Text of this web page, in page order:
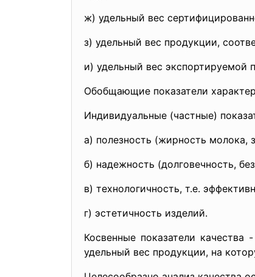
ж) удельный вес
з) удельный вес продукции,
и) удельный вес
Обобщающие показатели
Индивидуальные (частные)
а) полезность (жирность молока,
б) надежность (долговечность,
в) технологичность, т.е.
г) эстетичность изделий.
Косвенные показатели
удельный вес продукции, на